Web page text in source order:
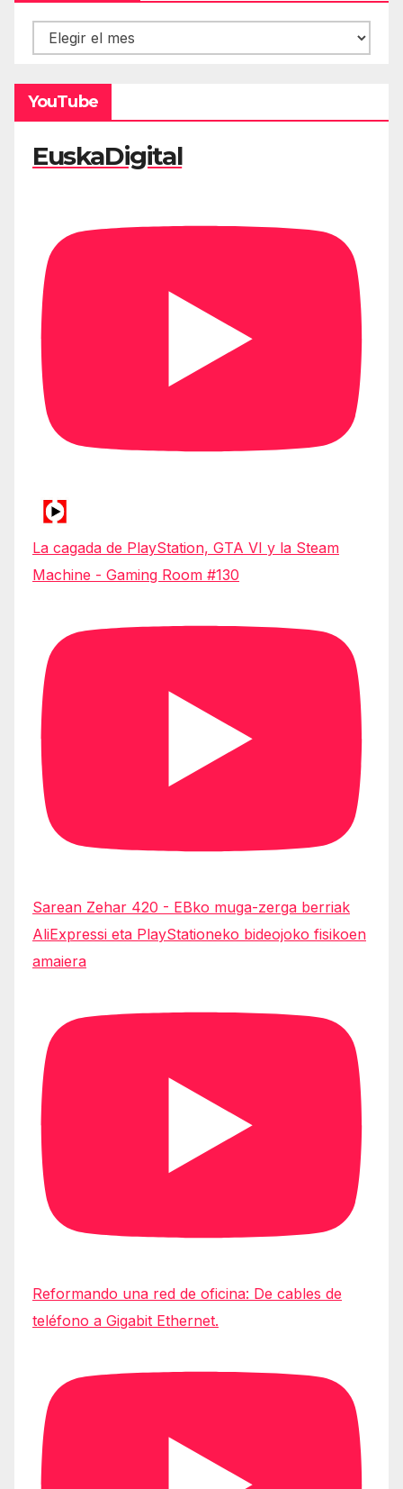
Hemeroteca
YouTube
EuskaDigital
La cagada de PlayStation, GTA VI y la Steam
Machine - Gaming Room #130
Sarean Zehar 420 - EBko muga-zerga berriak
AliExpressi eta PlayStationeko bideojoko fisikoen
amaiera
Reformando una red de oficina: De cables de
teléfono a Gigabit Ethernet.